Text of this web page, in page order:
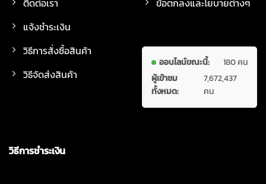
ติดต่อเรา
แจ้งชำระเงิน
วิธีการสั่งซื้อสินค้า
วิธีจัดส่งสินค้า
ข้อตกลงและโยบายต่างๆ
ออนไลน์ขณะนี้:
180 คน
ผู้เข้าชม
ทั้งหมด:
7,672,437
คน
วิธีการชำระเงิน